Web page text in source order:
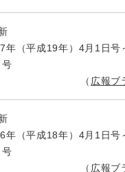
（平成19年）4月1日号
広報ブ
（平成18年）4月1日号
広報ブ